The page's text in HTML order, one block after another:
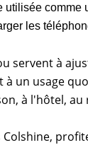
utilisée comme
les
servent à
à un usage
à l'hôtel,
Colshine,